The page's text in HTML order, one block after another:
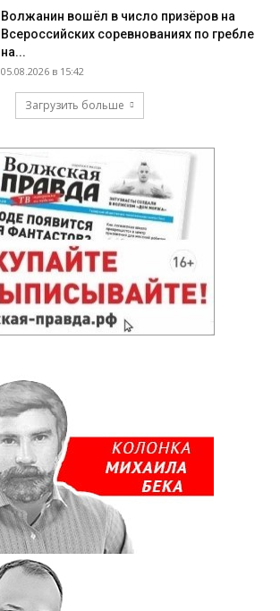
Волжанин вошёл в число призёров на
Всероссийских соревнованиях по гребле
на...
05.08.2026 в 15:42
Загрузить больше